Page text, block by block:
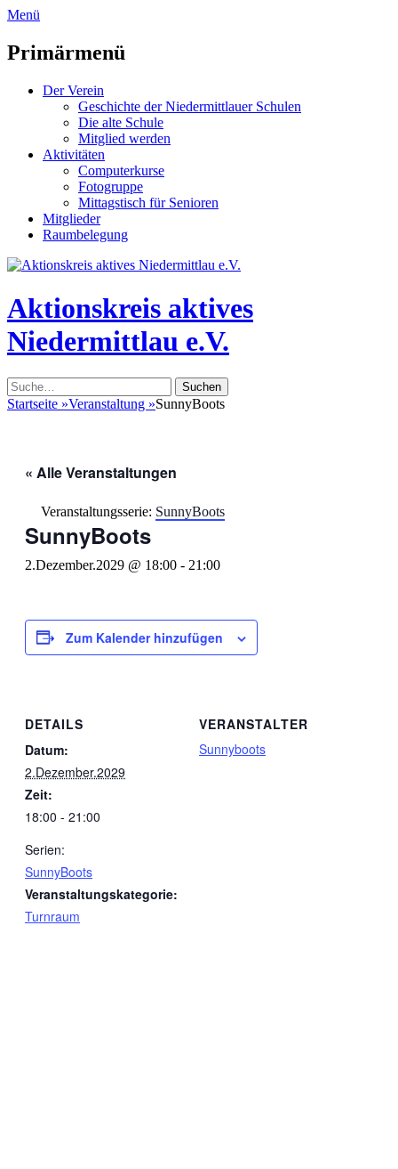
zum
überspringen
Menü
Primärmenü
Der Verein
Geschichte der Niedermittlauer Schulen
Die alte Schule
Mitglied werden
Aktivitäten
Computerkurse
Fotogruppe
Mittagstisch für Senioren
Mitglieder
Raumbelegung
Header
Aktionskreis aktives
Niedermittlau e.V.
Suche
nach:
Startseite »Veranstaltung »SunnyBoots
« Alle Veranstaltungen
Veranstaltungsserie: SunnyBoots
SunnyBoots
2.Dezember.2029 @ 18:00 - 21:00
Zum Kalender hinzufügen
DETAILS
Datum:
2.Dezember.2029
Zeit:
18:00 - 21:00
Serien:
SunnyBoots
Veranstaltungskategorie:
Turnraum
VERANSTALTER
Sunnyboots